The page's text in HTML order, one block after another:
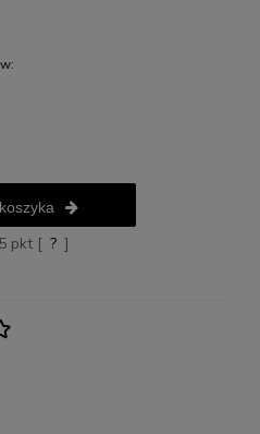
pkt [ ? ]